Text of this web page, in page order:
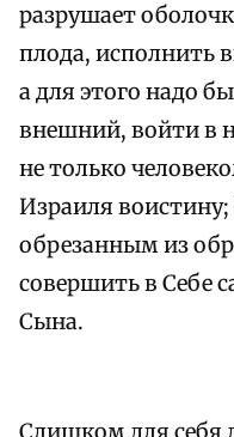
разрушает
плода, исполнить
а для этого надо
внешний, войти в
не только
Израиля
обрезанным из
совершить в Себе
Сына.